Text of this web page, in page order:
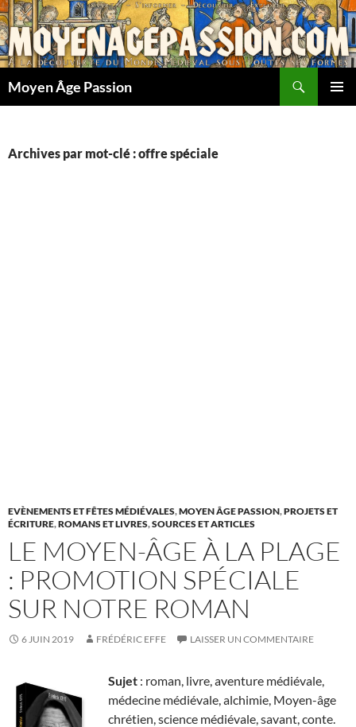
Aller
au
contenu
Moyen Âge Passion
Archives par mot-clé : offre spéciale
EVÈNEMENTS ET FÊTES MÉDIÉVALES,MOYEN ÂGE PASSION,PROJETS ET
ÉCRITURE,ROMANS ET LIVRES,SOURCES ET ARTICLES
LE MOYEN-ÂGE À LA PLAGE
: PROMOTION SPÉCIALE
SUR NOTRE ROMAN
6 JUIN 2019 FRÉDÉRIC EFFE LAISSER UN COMMENTAIRE
Sujet : roman, livre, aventure médiévale,
médecine médiévale, alchimie, Moyen-âge
chrétien, science médiévale, savant, conte.